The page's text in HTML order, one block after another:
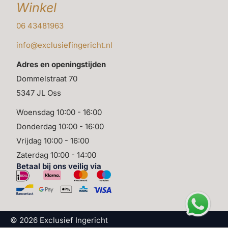
dan kun je onze collectie bekijken via
https://exclusiefingericht.nl/kunstplanten/
Winkel kunstbloemen,
kunstbomen en planten
In de winkel van Exclusief Ingericht ervaar je hoe de
Caladium kunstplant in pot 61 cm zich gedraagt in
uiteenlopende interieurs. Je ziet hoe het blad reageert
op verschillende lichtbronnen, hoe verschillende
potvormen invloed hebben op de uitstraling en hoe de
plant zich verhoudt tot andere kunstplanten. Door de
plant fysiek te zien, te verplaatsen en te combineren
met andere modellen, ontstaat een helder beeld van hoe
hij in jouw woning zal functioneren.
Winkel
06 43481963
info@exclusiefingericht.nl
Adres en openingstijden
Dommelstraat 70
5347 JL Oss
Woensdag 10:00 - 16:00
Donderdag 10:00 - 16:00
Vrijdag 10:00 - 16:00
Zaterdag 10:00 - 14:00
Betaal bij ons veilig via
© 2026 Exclusief Ingericht